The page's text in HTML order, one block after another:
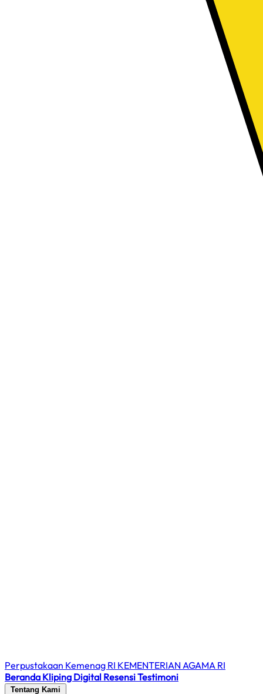
Perpustakaan Kemenag RI KEMENTERIAN AGAMA RI
Beranda Kliping Digital ResensiTestimoni
Tentang Kami